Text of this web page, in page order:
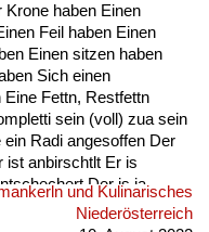
haben Einen
Feil haben Einen
Einen sitzen haben
Sich einen
Eine Fettn, Restfettn
sein (voll) zua sein
Radi angesoffen Der
ist anbirschtlt Er is
Der is ja
Blick) Fett wie ein
abgefüllt sein
und Kulinarisches
Niederösterreich